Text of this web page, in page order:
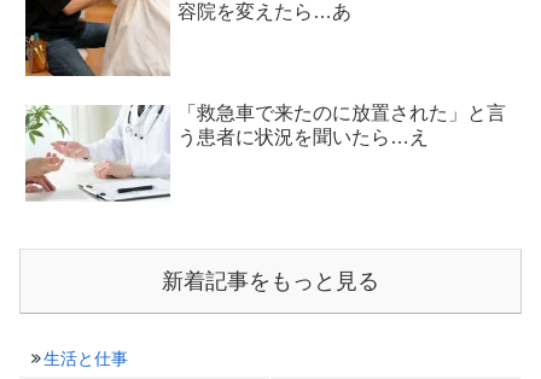
容院を変えたら…あ
「救急車で来たのに放置された」と言
う患者に状況を聞いたら…え
新着記事をもっと見る
生活と仕事